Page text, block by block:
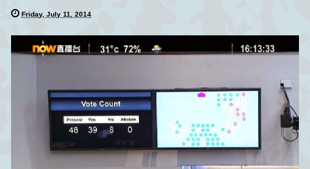
Friday, July 11, 2014